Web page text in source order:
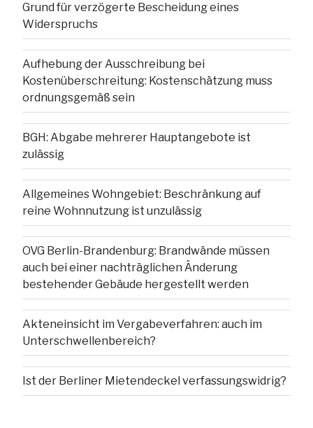
Grund für verzögerte Bescheidung eines
Widerspruchs
Aufhebung der Ausschreibung bei
Kostenüberschreitung: Kostenschätzung muss
ordnungsgemäß sein
BGH: Abgabe mehrerer Hauptangebote ist
zulässig
Allgemeines Wohngebiet: Beschränkung auf
reine Wohnnutzung ist unzulässig
OVG Berlin-Brandenburg: Brandwände müssen
auch bei einer nachträglichen Änderung
bestehender Gebäude hergestellt werden
Akteneinsicht im Vergabeverfahren: auch im
Unterschwellenbereich?
Ist der Berliner Mietendeckel verfassungswidrig?